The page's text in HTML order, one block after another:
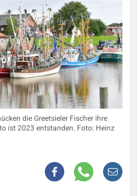
die Greetsieler Fischer ihre
ist 2023 entstanden. Foto: Heinz